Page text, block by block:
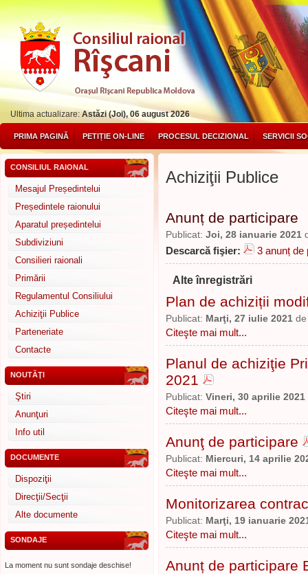
Ultima actualizare:Astăzi (Joi), 06 august 2026
PRIMA PAGINĂ PETIȚIE ON-LINE PROCESUL DECIZIONAL SERVICII
CONSILIUL RAIONAL
Mesajul Președintelui
Președintele raionului
Aparatul președintelui
Subdiviziuni
Consilieri raionali
Primării
Regulamentul Consiliului
Achiziţii Publice
Parteneriate
Contacte
NOUTĂŢI
Ştiri
Anunţuri
Info util
DOCUMENTE
Dispoziţii
Direcţii/Secţii
Alte documente
SONDAJE
La moment nu sunt sondaje deschise!
Achiziţii Publice
Anunț de participare
Publicat: Joi, 28 ianuarie 2021
Descarcă fişier: 3 anunț de
Alte înregistrări
Plan de achiziții
Publicat: Marţi, 27 iulie 2021
Citeşte mai mult...
Planul de achiziţie
2021
Publicat: Vineri, 30 aprilie 2021
Citeşte mai mult...
Anunţ de participare
Publicat: Miercuri, 14 aprilie
Citeşte mai mult...
Monitorizarea
Publicat: Marţi, 19 ianuarie
Citeşte mai mult...
Anunț de participare